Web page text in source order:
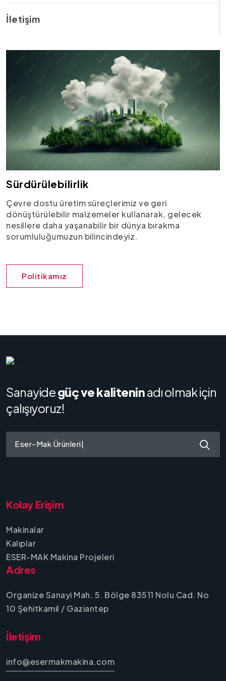
İletişim
Sürdürülebilirlik
Çevre dostu üretim süreçlerimiz ve geri
dönüştürülebilir malzemeler kullanarak, gelecek
nesillere daha yaşanabilir bir dünya bırakma
sorumluluğumuzun bilincindeyiz.
Politikamız
Sanayidegüç ve kaliteninadı olmak için
çalışıyoruz!
Eser-Mak Ürünleri|
Kolay Erişim
Makinalar
Kalıplar
ESER-MAK Makina Projeleri
Adres
Organize Sanayi Mah. 5. Bölge 83511 Nolu Cad. No
10 Şehitkamil / Gaziantep
İletişim
info@esermakmakina.com